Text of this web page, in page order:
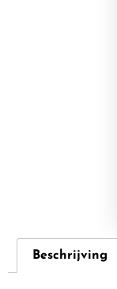
Beschrijving